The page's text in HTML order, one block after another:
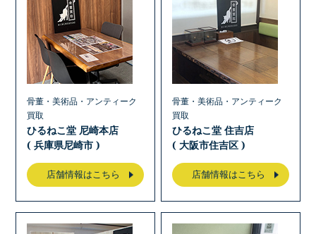
骨董・美術品・アンティーク
買取
ひるねこ堂 尼崎本店
( 兵庫県尼崎市 )
店舗情報はこちら
骨董・美術品・アンティーク
買取
ひるねこ堂 住吉店
( 大阪市住吉区 )
店舗情報はこちら